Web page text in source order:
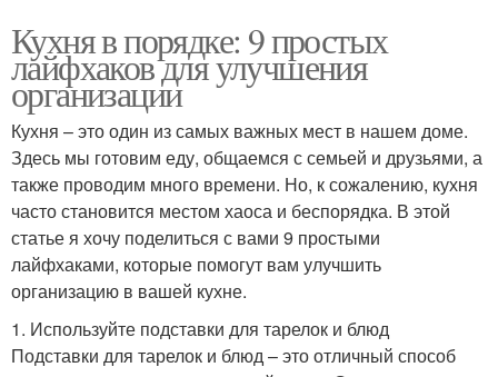
Кухня в порядке: 9 простых
лайфхаков для улучшения
организации
Кухня – это один из самых важных мест в нашем доме.
Здесь мы готовим еду, общаемся с семьей и друзьями, а
также проводим много времени. Но, к сожалению, кухня
часто становится местом хаоса и беспорядка. В этой
статье я хочу поделиться с вами 9 простыми
лайфхаками, которые помогут вам улучшить
организацию в вашей кухне.
1. Используйте подставки для тарелок и блюд
Подставки для тарелок и блюд – это отличный способ